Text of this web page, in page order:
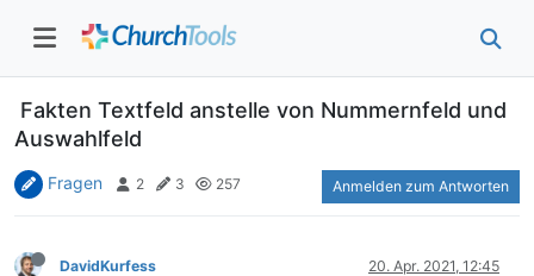
Fakten Textfeld anstelle von Nummernfeld und
Auswahlfeld
Fragen 2 3 257 Anmelden zum Antworten
DavidKurfess 20. Apr. 2021, 12:45